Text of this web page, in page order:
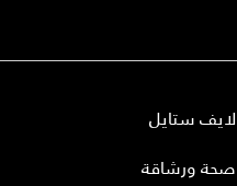
لايف ستايل
صحة ورشاقة